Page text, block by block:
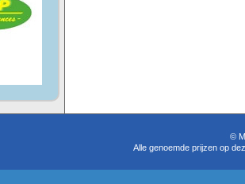
©
Alle genoemde prijzen op